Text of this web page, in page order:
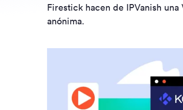
Firestick hacen de IPVanish
anónima.